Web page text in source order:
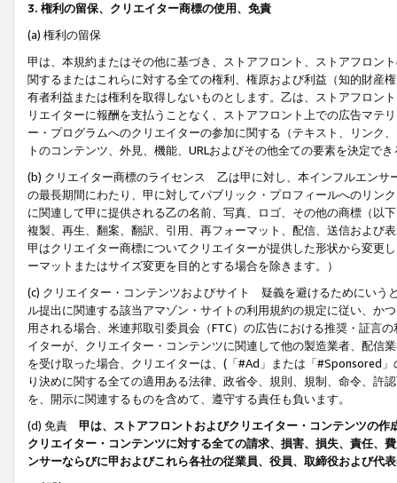
3. 権利の留保、クリエイター商標の使用、免責
(a) 権利の留保
甲は、本規約またはその他に基づき、ストアフロント、ストアフロン
関するまたはこれらに対する全ての権利、権原および利益（知的財産
有者利益または権利を取得しないものとします。乙は、ストアフロン
リエイターに報酬を支払うことなく、ストアフロント上での広告マテ
ー・プログラムへのクリエイターの参加に関する（テキスト、リンク
トのコンテンツ、外見、機能、URLおよびその他全ての要素を決定で
(b) クリエイター商標のライセンス 乙は甲に対し、本インフルエンサ
の最長期間にわたり、甲に対してパブリック・プロフィールへのリン
に関連して甲に提供される乙の名前、写真、ロゴ、その他の商標（以
複製、再生、翻案、翻訳、引用、再フォーマット、配信、送信および
甲はクリエイター商標についてクリエイターが提供した形状から変更
ーマットまたはサイズ変更を目的とする場合を除きます。）
(c) クリエイター・コンテンツおよびサイト 疑義を避けるためにいう
ル提出に関連する該当アマゾン・サイトの利用規約の規定に従い、か
用される場合、米連邦取引委員会（FTC）の広告における推奨・証言
イターが、クリエイター・コンテンツに関連して他の製造業者、配信
を受け取った場合、クリエイターは、(「#Ad」または「#Sponsored
り決めに関する全ての適用ある法律、政省令、規則、規制、命令、許
を、開示に関連するものを含めて、遵守する責任も負います。
(d) 免責 甲は、ストアフロントおよびクリエイター・コンテンツの
クリエイター・コンテンツに対する全ての請求、損害、損失、責任、
ンサーならびに甲およびこれら各社の従業員、役員、取締役および代